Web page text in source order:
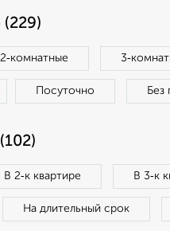
(229)
2‑комнатные
Посуточно Без
В 2‑к квартире В 3‑к
На длительный срок